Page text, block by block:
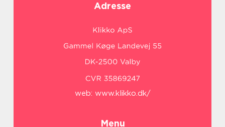
Adresse
web: www.klikko.dk/
Menu